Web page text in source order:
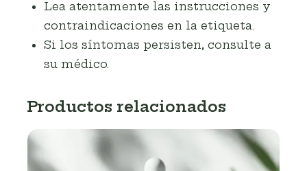
Lea atentamente las instrucciones y
contraindicaciones en la etiqueta.
Si los síntomas persisten, consulte a
su médico.
Productos relacionados